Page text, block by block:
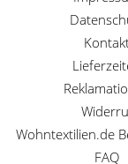
Wohntextilien.de
FAQ